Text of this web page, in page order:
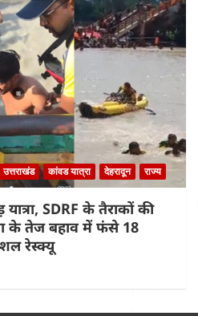
उत्तराखंड कांवड यात्रा देहरादून राज्य
SDRF के तैराकों की
के तेज बहाव में फंसे 18
रेस्क्यू